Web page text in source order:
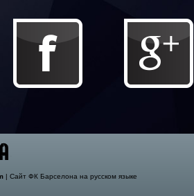
| Сайт ФК Барселона на русском языке